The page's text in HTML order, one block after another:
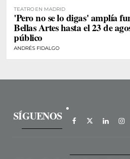
TEATRO EN MADRID
'Pero no se lo digas' amplía
Bellas Artes hasta el 23 de
público
ANDRÉS FIDALGO
SÍGUENOS